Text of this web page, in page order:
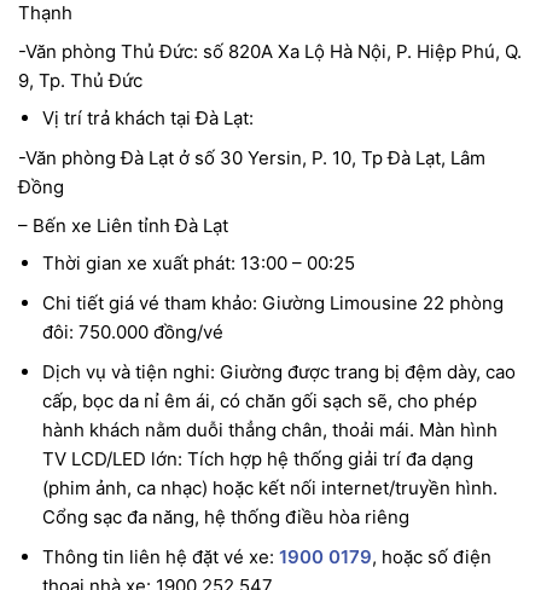
Thạnh
-Văn phòng Thủ Đức: số 820A Xa Lộ Hà Nội, P. Hiệp Phú, Q.
9, Tp. Thủ Đức
Vị trí trả khách tại Đà Lạt:
-Văn phòng Đà Lạt ở số 30 Yersin, P. 10, Tp Đà Lạt, Lâm
Đồng
– Bến xe Liên tỉnh Đà Lạt
Thời gian xe xuất phát: 13:00 – 00:25
Chi tiết giá vé tham khảo: Giường Limousine 22 phòng
đôi: 750.000 đồng/vé
Dịch vụ và tiện nghi: Giường được trang bị đệm dày, cao
cấp, bọc da nỉ êm ái, có chăn gối sạch sẽ, cho phép
hành khách nằm duỗi thẳng chân, thoải mái. Màn hình
TV LCD/LED lớn: Tích hợp hệ thống giải trí đa dạng
(phim ảnh, ca nhạc) hoặc kết nối internet/truyền hình.
Cổng sạc đa năng, hệ thống điều hòa riêng
Thông tin liên hệ đặt vé xe: 1900 0179, hoặc số điện